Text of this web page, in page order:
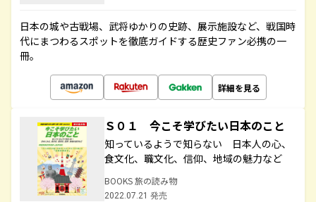
日本の城や古戦場、武将ゆかりの史跡、展示施設など、戦国時
代にまつわるスポットを徹底ガイドする歴史ファン必携の一
冊。
詳細を見る
Ｓ０１ 今こそ学びたい日本のこと
知っているようで知らない 日本人の心、
食文化、職文化、信仰、地域の魅力など
BOOKS 旅の読み物
2022.07.21 発売